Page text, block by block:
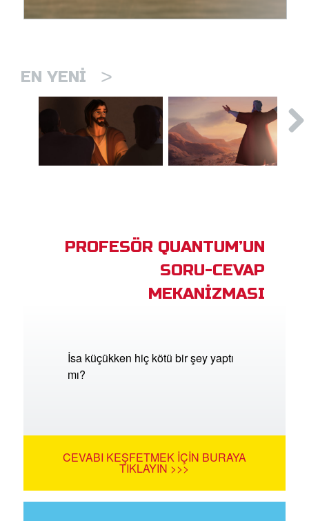
EN YENI >
PROFESÖR QUANTUM’UN
SORU-CEVAP
MEKANİZMASI
İsa küçükken hiç kötü bir şey yaptı
mı?
CEVABI KEŞFETMEK İÇIN BURAYA
TIKLAYIN >>>